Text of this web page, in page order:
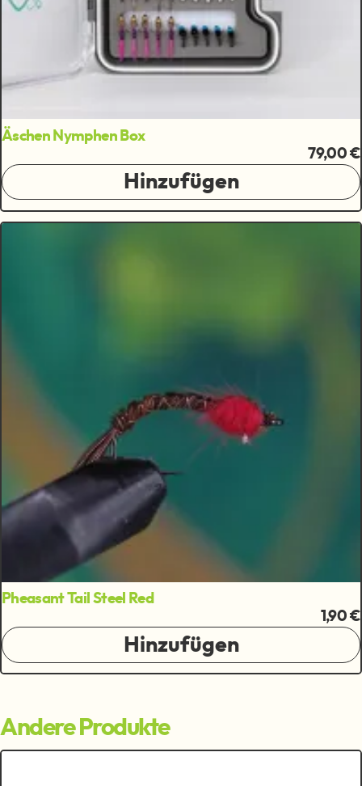
Äschen Nymphen Box
79,00 €
Hinzufügen
Pheasant Tail Steel Red
1,90 €
Hinzufügen
Andere Produkte